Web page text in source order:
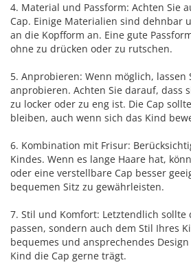
4. Material und Passform: Achten Sie
Cap. Einige Materialien sind dehnbar
an die Kopfform an. Eine gute
ohne zu drücken oder zu rutschen.
5. Anprobieren: Wenn möglich, lassen
anprobieren. Achten Sie darauf, dass
zu locker oder zu eng ist. Die Cap
bleiben, auch wenn sich das Kind
6. Kombination mit Frisur:
Kindes. Wenn es lange Haare hat,
oder eine verstellbare Cap besser
bequemen Sitz zu gewährleisten.
7. Stil und Komfort: Letztendlich
passen, sondern auch dem Stil Ihres
bequemes und ansprechendes
Kind die Cap gerne trägt.